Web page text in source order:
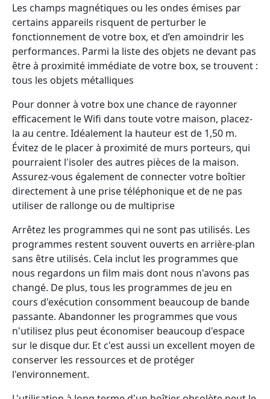
Les champs magnétiques ou les ondes émises par
certains appareils risquent de perturber le
fonctionnement de votre box, et d’en amoindrir les
performances. Parmi la liste des objets ne devant pas
être à proximité immédiate de votre box, se trouvent :
tous les objets métalliques
Pour donner à votre box une chance de rayonner
efficacement le Wifi dans toute votre maison, placez-
la au centre. Idéalement la hauteur est de 1,50 m.
Évitez de le placer à proximité de murs porteurs, qui
pourraient l'isoler des autres pièces de la maison.
Assurez-vous également de connecter votre boîtier
directement à une prise téléphonique et de ne pas
utiliser de rallonge ou de multiprise
Arrêtez les programmes qui ne sont pas utilisés. Les
programmes restent souvent ouverts en arrière-plan
sans être utilisés. Cela inclut les programmes que
nous regardons un film mais dont nous n'avons pas
changé. De plus, tous les programmes de jeu en
cours d'exécution consomment beaucoup de bande
passante. Abandonner les programmes que vous
n'utilisez plus peut économiser beaucoup d'espace
sur le disque dur. Et c'est aussi un excellent moyen de
conserver les ressources et de protéger
l'environnement.